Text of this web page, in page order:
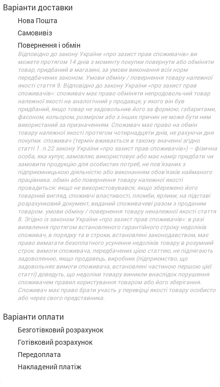
Варіанти доставки
Нова Пошта
Самовивіз
Повернення і обмін
Відповідно до закону України «про захист прав споживачів» ви
можете протягом 14 днів з моменту покупки повернути або обміняти
товар, придбаний в магазині, за умови виконання всіх норм
передбачених законом. Умови обміну / повернення товару належної
якості стаття 9. Відповідно до закону України «про захист прав
споживачів»: споживач має право обміняти непродовольчий товар
належної якості на аналогічний у продавця, у якого він був
придбаний, якщо товар не задовольнив його за формою, габаритами,
фасоном, кольором, розміром або з інших причин не може бути ним
використаний за призначенням. Споживач має право на обмін
товару належної якості протягом чотирнадцяти днів, не рахуючи дня
покупки. споживач (термін вживається в такому значенні згідно
статті 1. п.22 закону України «про захист прав споживачів») – фізична
особа, яка купує, замовляє, використовує або має намір придбати чи
замовити продукцію для особистих потреб, не пов’язаних з
підприємницькою діяльністю або виконанням обов’язків найманого
працівника. обмін або повернення товару належної якості
провадиться: якщо не використовувався; якщо збережено його
товарний вигляд, споживчі властивості, пломби, ярлики; на підставі
розрахунковий документ, виданий споживачеві разом з проданим
товаром. умови обміну / повернення товару неналежної якості стаття
8. Згідно із законом України «про захист прав споживачів»: в разі
виявлення протягом встановленого гарантійного строку недоліків
споживач, в порядку та в строки, встановлені законодавством, має
право вимагати безоплатного усунення недоліків товару в розумний
строк. вимоги споживача, передбачених цією статтею, не підлягають
задоволенню, якщо продавець, виробник (підприємство, що
задовольняє вимоги споживача, встановлені частиною першою цієї
статті) доведуть, що недоліки товару виникли внаслідок порушення
споживачем правил користування товаром або його зберігання.
Споживач має право брати участь у перевірці якості товару особисто
або через свого представника.
Варіанти оплати
Безготівковий розрахунок
Готівковий розрахунок
Передоплата
Накладений платіж